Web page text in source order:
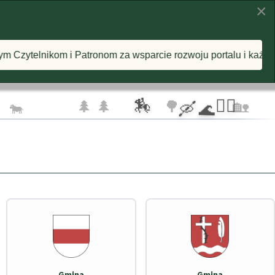
🦅 🦅 ☁️
🐄 🌲 🌲 🌳 🏡
🚴‍♂️
🏇 🛶 🌊
×
wsparcie rozwoju portalu i każdą postawioną wirtualną